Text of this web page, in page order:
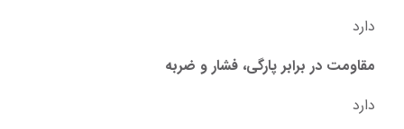
دارد
مقاومت در برابر پارگی، فشار و ضربه
دارد